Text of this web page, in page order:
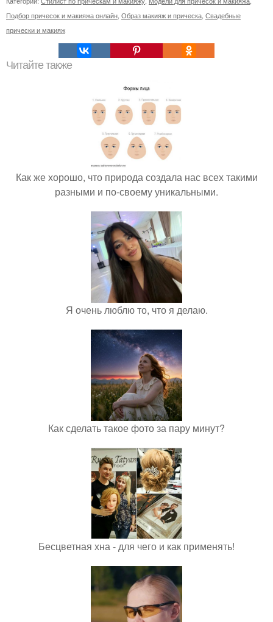
Подбор причесок и макияжа онлайн Образ макияж и прическа Свадебные
прически и макияж
Читайте также
Как же хорошо, что природа создала нас всех такими
разными и по-своему уникальными.
Я очень люблю то, что я делаю.
Как сделать такое фото за пару минут?
Бесцветная хна - для чего и как применять!